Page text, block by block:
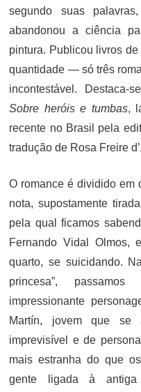
segundo suas
abandonou a ciência
pintura. Publicou livros
quantidade — só três
incontestável. Destaca-
Sobre heróis e tumbas,
recente no Brasil pela
tradução de Rosa Freire
O romance é dividido em
nota, supostamente
pela qual ficamos
Fernando Vidal Olmos,
quarto, se suicidando.
princesa”,
impressionante
Martín, jovem que se
imprevisível e de
mais estranha do que
gente ligada à antiga